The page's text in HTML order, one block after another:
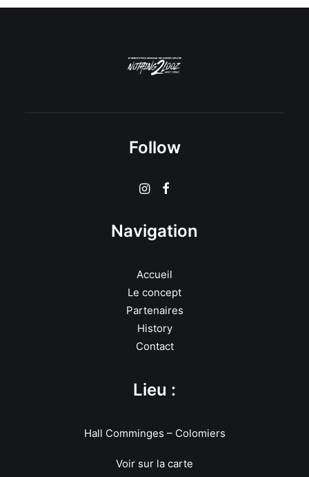
Follow
Navigation
Accueil
Le concept
Partenaires
History
Contact
Lieu :
Hall Comminges – Colomiers
Voir sur la carte